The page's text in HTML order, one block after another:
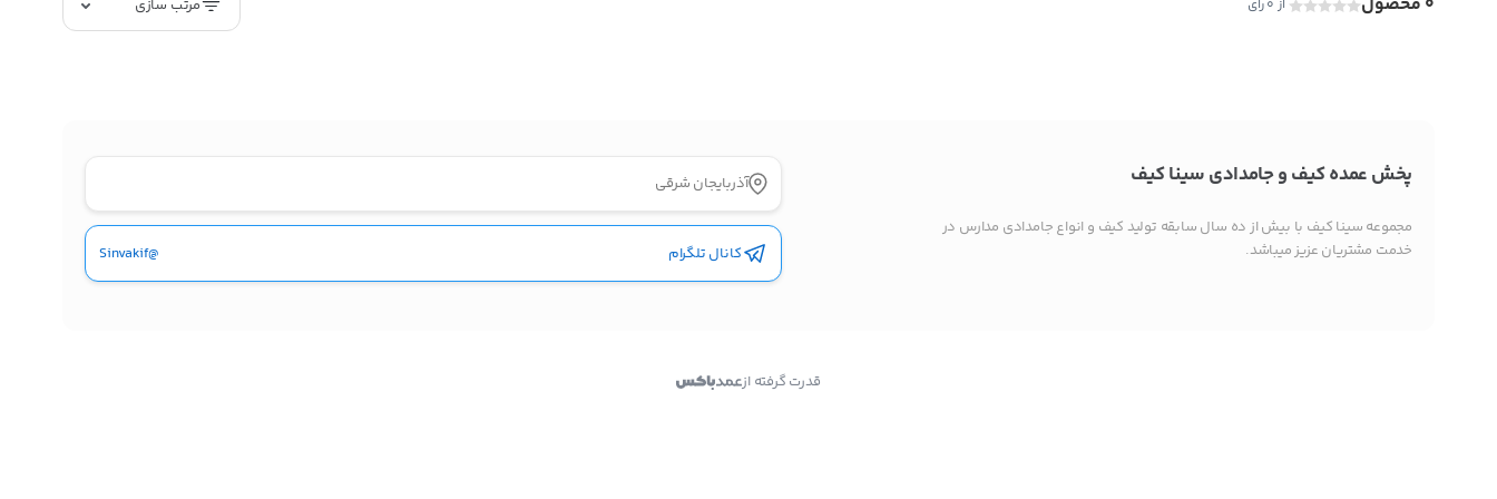
از 0 رای مرتب سازی
پخش عمده کیف و جامدادی سینا کیف
مجموعه سینا کیف با بیش از ده سال سابقه تولید کیف و انواع جامدادی مدارس در
خدمت مشتریان عزیز میباشد.
آذربایجان شرقی
کانال تلگرام @Sinvakif
قدرت گرفته از